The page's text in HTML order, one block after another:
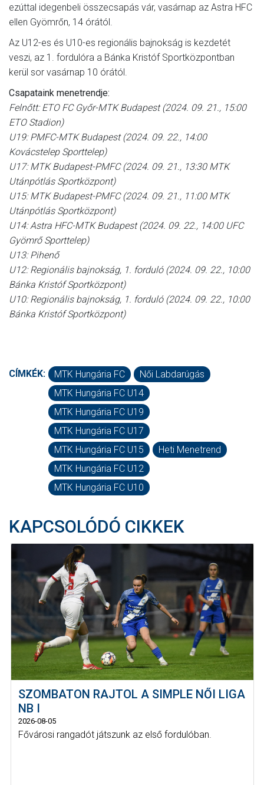
ezúttal idegenbeli összecsapás vár, vasárnap az Astra HFC
ellen Gyömrőn, 14 órától.
Az U12-es és U10-es regionális bajnokság is kezdetét
veszi, az 1. fordulóra a Bánka Kristóf Sportközpontban
kerül sor vasárnap 10 órától.
Csapataink menetrendje:
Felnőtt: ETO FC Győr-MTK Budapest (2024. 09. 21., 15:00
ETO Stadion)
U19: PMFC-MTK Budapest (2024. 09. 22., 14:00
Kovácstelep Sporttelep)
U17: MTK Budapest-PMFC (2024. 09. 21., 13:30 MTK
Utánpótlás Sportközpont)
U15: MTK Budapest-PMFC (2024. 09. 21., 11:00 MTK
Utánpótlás Sportközpont)
U14: Astra HFC-MTK Budapest (2024. 09. 22., 14:00 UFC
Gyömrő Sporttelep)
U13: Pihenő
U12: Regionális bajnokság, 1. forduló (2024. 09. 22., 10:00
Bánka Kristóf Sportközpont)
U10: Regionális bajnokság, 1. forduló (2024. 09. 22., 10:00
Bánka Kristóf Sportközpont)
CÍMKÉK: MTK Hungária FC
Női Labdarúgás
MTK Hungária FC U14
MTK Hungária FC U19
MTK Hungária FC U17
MTK Hungária FC U15
Heti Menetrend
MTK Hungária FC U12
MTK Hungária FC U10
KAPCSOLÓDÓ CIKKEK
SZOMBATON RAJTOL A SIMPLE NŐI LIGA
NB I
2026-08-05
Fővárosi rangadót játszunk az első fordulóban.